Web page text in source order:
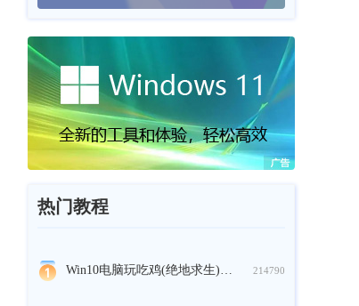
热门教程
Win10电脑玩吃鸡(绝地求生)时崩溃怎么办？ 214790